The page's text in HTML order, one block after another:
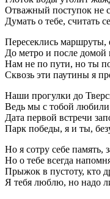
Отважный поступок не
Думать о тебе, считать
Пересеклись маршруты,
До метро и после домой
Нам не по пути, но ты
Сквозь эти паутины я
Наши прогулки до
Ведь мы с тобой любили
Дата первой встречи
Парк победы, я и ты,
Но я сотру себе память,
Но о тебе всегда
Прыжок в пустоту, кто
Я тебя люблю, но надо